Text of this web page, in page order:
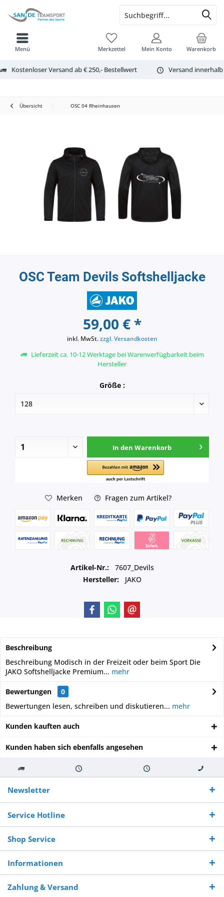
Kostenloser Versand ab € 250,- Bestellwert Versand
Warenkorb
Merkzettel Mein Konto
Menü
Übersicht OSC 04 Rheinhausen
OSC Team Devils Softshelljacke
59,00 € *
inkl. MwSt.zzgl. Versandkosten
Lieferzeit ca. 10-12 Werktage bei Warenverfügbarkeit beim
Hersteller
Größe :
In den Warenkorb
Merken Fragen zum Artikel?
Artikel-Nr.:
7607_Devils
Hersteller:
JAKO
Beschreibung
Beschreibung Modisch in der Freizeit oder beim Sport Die
JAKO Softshelljacke Premium... mehr
Bewertungen
0
Bewertungen lesen, schreiben und diskutieren... mehr
Kunden kauften auch
Kunden haben sich ebenfalls angesehen
Kostenloser
Versand ab €
250,-
Versand innerhalb von Versand von So erreichen
Sie uns 0160
970 511 90
Newsletter
Service Hotline
Shop Service
Informationen
Zahlung & Versand